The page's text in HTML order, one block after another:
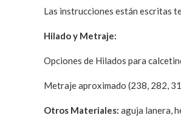
Las instrucciones están escritas
Hilado y Metraje:
Opciones de Hilados para
Metraje aproximado (238, 282,
Otros Materiales: aguja lanera,